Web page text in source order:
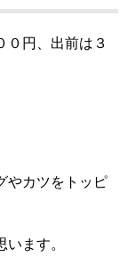
０円、出前は３
やカツをトッピ
ます。